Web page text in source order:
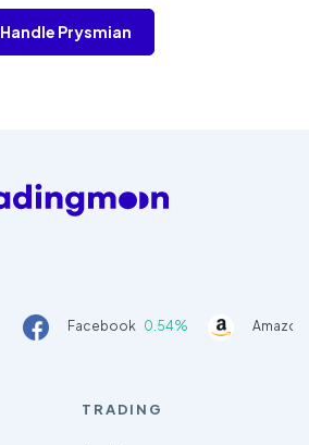
Handle Prysmian
Facebook 0.54%
TRADING